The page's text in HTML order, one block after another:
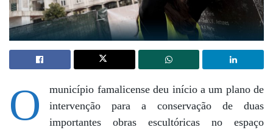
O
município famalicense deu início a um plano de
intervenção para a conservação de duas
importantes obras escultóricas no espaço